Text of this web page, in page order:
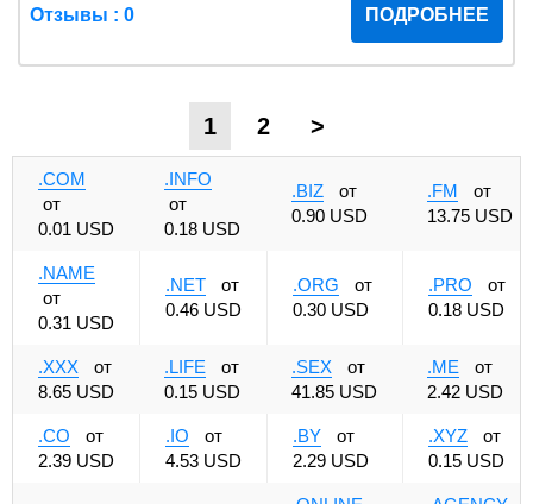
Отзывы : 0 ПОДРОБНЕЕ
1 2 >
.COM
от
0.01 USD
.INFO
от
0.18 USD
.BIZ
от
0.90 USD
.FM
от
13.75 USD
.NAME
от
0.31 USD
.NET
от
0.46 USD
.ORG
от
0.30 USD
.PRO
от
0.18 USD
.XXX
от
8.65 USD
.LIFE
от
0.15 USD
.SEX
от
41.85 USD
.ME
от
2.42 USD
.CO
от
2.39 USD
.IO
от
4.53 USD
.BY
от
2.29 USD
.XYZ
от
0.15 USD